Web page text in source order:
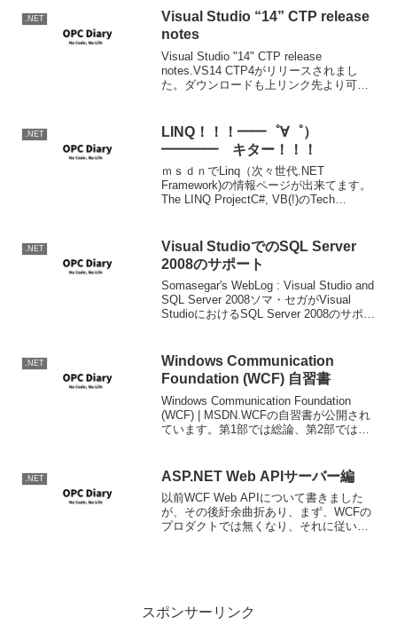
.NET
Visual Studio “14” CTP release
notes
Visual Studio "14" CTP release
notes.VS14 CTP4がリリースされまし
た。ダウンロードも上リンク先より可能
スアッ...
.NET
LINQ！！！━━゜∀゜）
━━━━ キター！！！
ｍｓｄｎでLinq（次々世代.NET
Framework)の情報ページが出来てます。
The LINQ ProjectC#, VB(!)のTech
Overview見ま...
.NET
Visual StudioでのSQL Server
2008のサポート
Somasegar's WebLog : Visual Studio and
SQL Server 2008ソマ・セガがVisual
StudioにおけるSQL Server 2008のサポー
.NET
Windows Communication
Foundation (WCF) 自習書
Windows Communication Foundation
(WCF) | MSDN.WCFの自習書が公開され
ています。第1部では総論、第2部では
い第3部では...
.NET ASP.NET Web APIサーバー編
以前WCF Web APIについて書きました
が、その後紆余曲折あり、まず、WCFの
プロダクトでは無くなり、それに従い
スポンサーリンク